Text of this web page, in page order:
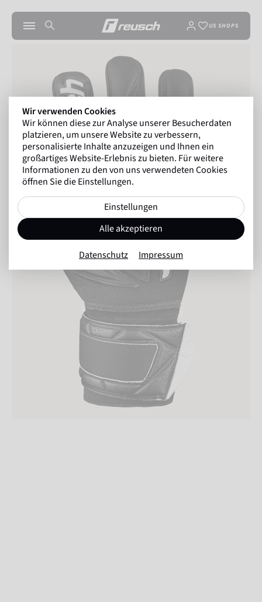
US SHOPS
Wir verwenden Cookies
Wir können diese zur Analyse unserer Besucherdaten
platzieren, um unsere Website zu verbessern,
personalisierte Inhalte anzuzeigen und Ihnen ein
großartiges Website-Erlebnis zu bieten. Für weitere
Informationen zu den von uns verwendeten Cookies
öffnen Sie die Einstellungen.
Einstellungen
Alle akzeptieren
Datenschutz Impressum